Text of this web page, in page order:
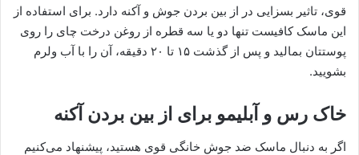
قوی، تاثیر بسزایی در از بین بردن جوش و آکنه دارد. برای استفاده از
این ماسک کافیست تنها دو یا سه قطره از روغن درخت چای را روی
پوستتان بمالید و پس از گذشت ۱۵ تا ۲۰ دقیقه، آن را با آب ولرم
بشویید.
خاک رس و آبلیمو برای از بین بردن آکنه
اگر به دنبال ماسک ضد جوش خانگی قوی هستید، پیشنهاد می‌کنیم